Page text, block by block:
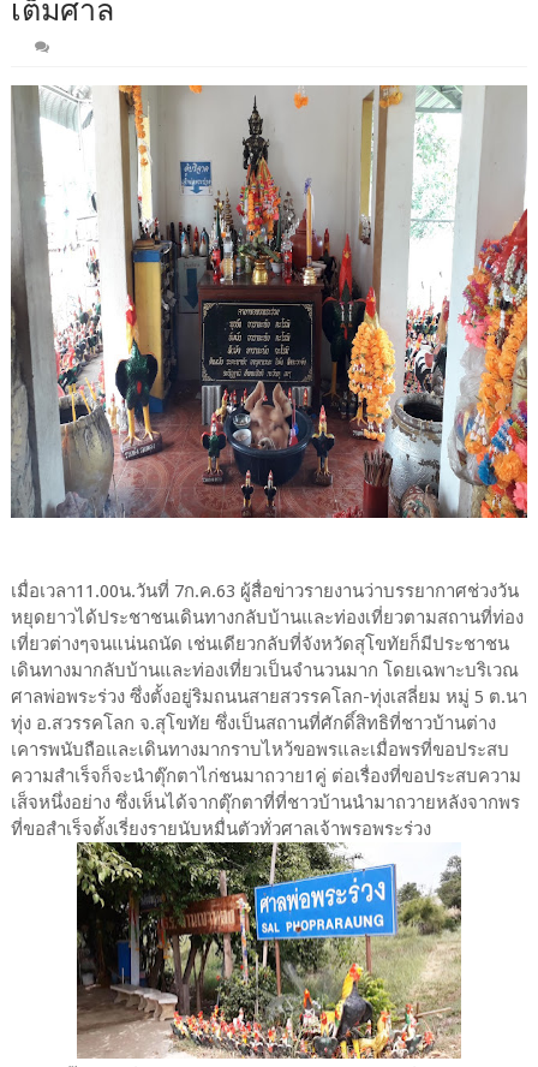
เมื่อเวลา11.00น.วันที่ 7ก.ค.63 ผู้สื่อข่าวรายงานว่าบรรยากาศช่วงวัน
หยุดยาวได้ประชาชนเดินทางกลับบ้านและท่องเที่ยวตามสถานที่ท่อง
เที่ยวต่างๆจนแน่นถนัด เช่นเดียวกลับที่จังหวัดสุโขทัยก็มีประชาชน
เดินทางมากลับบ้านและท่องเที่ยวเป็นจำนวนมาก โดยเฉพาะบริเวณ
ศาลพ่อพระร่วง ซึ่งตั้งอยู่ริมถนนสายสวรรคโลก-ทุ่งเสลี่ยม หมู่ 5 ต.นา
ทุ่ง อ.สวรรคโลก จ.สุโขทัย ซึ่งเป็นสถานที่ศักดิ์สิทธิที่ชาวบ้านต่าง
เคารพนับถือและเดินทางมากราบไหว้ขอพรและเมื่อพรที่ขอประสบ
ความสำเร็จก็จะนำตุ๊กตาไก่ชนมาถวาย1คู่ ต่อเรื่องที่ขอประสบความ
เส็จหนึ่งอย่าง ซึ่งเห็นได้จากตุ๊กตาที่ที่ชาวบ้านนำมาถวายหลังจากพร
ที่ขอสำเร็จตั้งเรี่ยงรายนับหมื่นตัวทั่วศาลเจ้าพรอพระร่วง